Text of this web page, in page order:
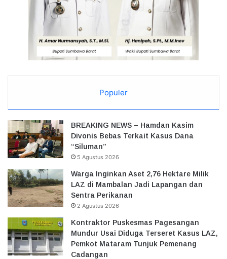
Populer
BREAKING NEWS – Hamdan Kasim
Divonis Bebas Terkait Kasus Dana
“Siluman”
5 Agustus 2026
Warga Inginkan Aset 2,76 Hektare Milik
LAZ di Mambalan Jadi Lapangan dan
Sentra Perikanan
2 Agustus 2026
Kontraktor Puskesmas Pagesangan
Mundur Usai Diduga Terseret Kasus LAZ,
Pemkot Mataram Tunjuk Pemenang
Cadangan